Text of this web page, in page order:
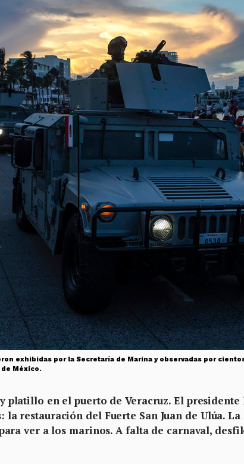
exhibidas por la Secretaría de Marina y observadas por
México.
platillo en el puerto de Veracruz. El presidente
restauración del Fuerte San Juan de Ulúa. La
ver a los marinos. A falta de carnaval,